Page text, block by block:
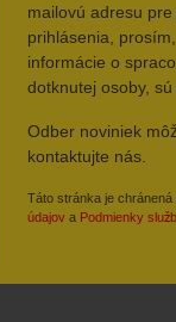
mailovú adresu
prihlásenia,
informácie o
dotknutej osoby,
Odber noviniek
kontaktujte nás.
Táto stránka je chránená
údajov a Podmienky